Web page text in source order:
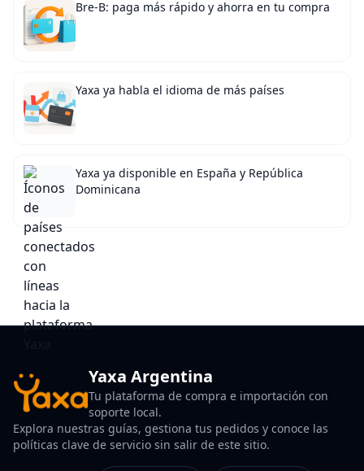
Bre-B: paga más rápido y ahorra en tu compra
Yaxa ya habla el idioma de más países
Yaxa ya disponible en España y República
Dominicana
Yaxa Argentina
Tu plataforma de compra e importación con
soporte local.
Explora nuestras guías, gestiona tus pedidos y conoce las
políticas clave de servicio sin salir de este sitio.